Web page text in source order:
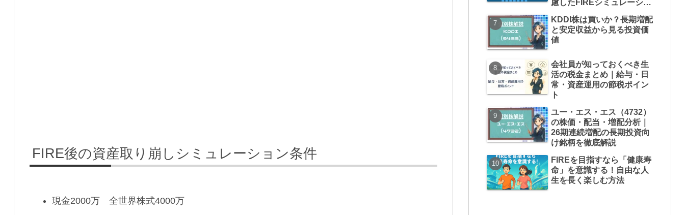
FIRE後の資産取り崩しシミュレーション条件
現金2000万 全世界株式4000万
慮したFIREシミュレーショ
KDDI株は買いか？長期増配
と安定収益から見る投資価
値
会社員が知っておくべき生
活の税金まとめ｜給与・日
常・資産運用の節税ポイン
ト
ユー・エス・エス（4732）
の株価・配当・増配分析｜
26期連続増配の長期投資向
け銘柄を徹底解説
FIREを目指すなら「健康寿
命」を意識する！自由な人
生を長く楽しむ方法